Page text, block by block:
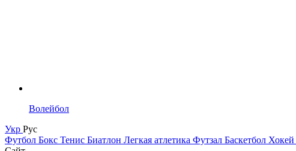
Волейбол
Укр Рус
Футбол Бокс Тенис Биатлон Легкая атлетика Футзал Баскетбол Хокей